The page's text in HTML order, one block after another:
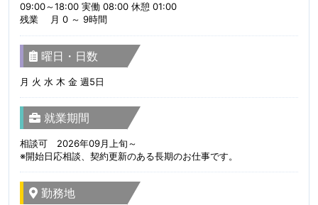
09:00～18:00 実働 08:00 休憩 01:00
残業 月 0 ～ 9時間
曜日・日数
月 火 水 木 金 週5日
就業期間
相談可 2026年09月上旬～
※開始日応相談、契約更新のある長期のお仕事です。
勤務地